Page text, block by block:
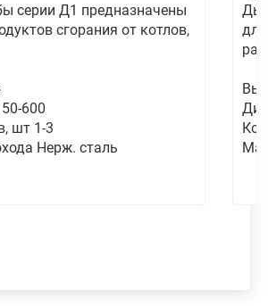
серии Д1 предназначены
сгорания от котлов,
600
шт 1-3
Нерж. сталь